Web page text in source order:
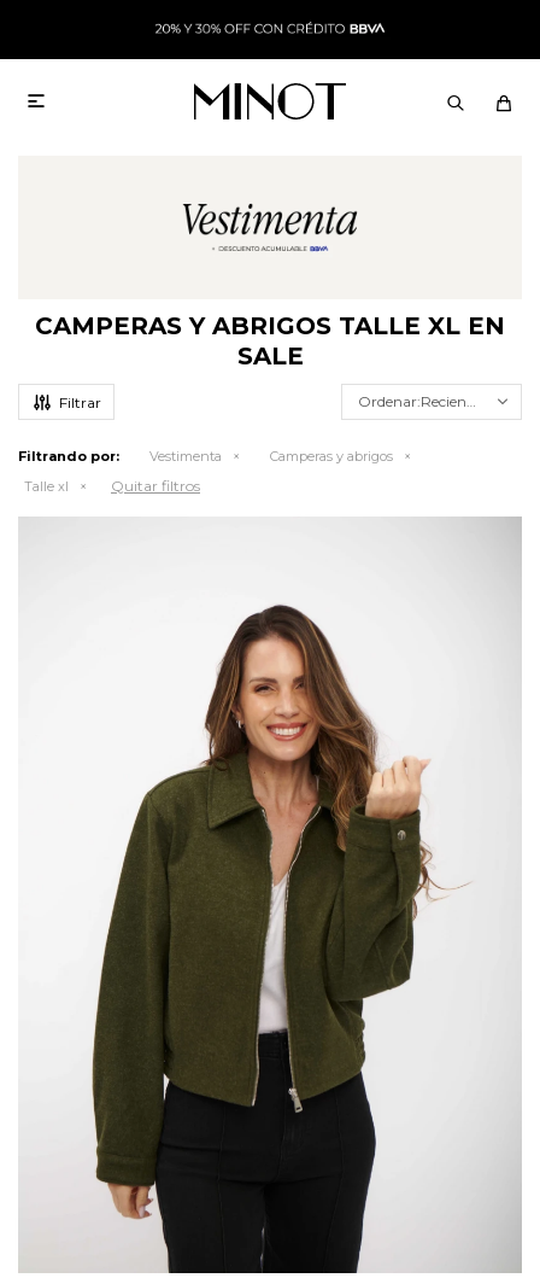

CAMPERAS Y ABRIGOS TALLE XL EN
SALE
Recientes
Filtrando por: Vestimenta
Camperas y abrigos
Talle xl
Quitar filtros